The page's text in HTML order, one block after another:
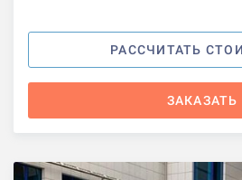
РАССЧИТАТЬ
ЗАКАЗАТЬ